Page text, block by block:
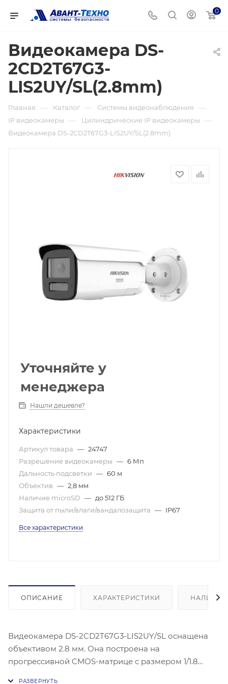
0
Видеокамера DS-
2CD2T67G3-
LIS2UY/SL(2.8mm)
Главная — Каталог — Системы видеонаблюдения —
IP видеокамеры — Цилиндрические IP видеокамеры —
Видеокамера DS-2CD2T67G3-LIS2UY/SL(2.8mm)
Уточняйте у
менеджера
Нашли дешевле?
Характеристики
Артикул товара — 24747
Разрешение видеокамеры — 6 Мп
Дальность подсветки — 60 м
Объектив — 2,8 мм
Наличие microSD — до 512 ГБ
Защита от пыли/влаги/вандалозащита — IP67
Все характеристики
ОПИСАНИЕ ХАРАКТЕРИСТИКИ НАЛИЧИЕ
Видеокамера DS-2CD2T67G3-LIS2UY/SL оснащена
объективом 2.8 мм. Она построена на
прогрессивной CMOS-матрице с размером 1/1.8